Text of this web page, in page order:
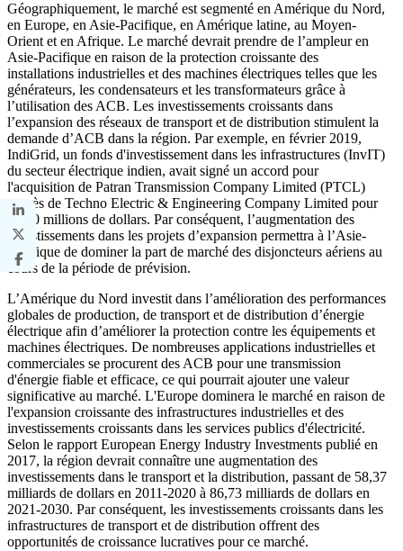
Géographiquement, le marché est segmenté en Amérique du Nord,
en Europe, en Asie-Pacifique, en Amérique latine, au Moyen-
Orient et en Afrique. Le marché devrait prendre de l’ampleur en
Asie-Pacifique en raison de la protection croissante des
installations industrielles et des machines électriques telles que les
générateurs, les condensateurs et les transformateurs grâce à
l’utilisation des ACB. Les investissements croissants dans
l’expansion des réseaux de transport et de distribution stimulent la
demande d’ACB dans la région. Par exemple, en février 2019,
IndiGrid, un fonds d'investissement dans les infrastructures (InvIT)
du secteur électrique indien, avait signé un accord pour
l'acquisition de Patran Transmission Company Limited (PTCL)
auprès de Techno Electric & Engineering Company Limited pour
33,90 millions de dollars. Par conséquent, l’augmentation des
investissements dans les projets d’expansion permettra à l’Asie-
Pacifique de dominer la part de marché des disjoncteurs aériens au
cours de la période de prévision.
L’Amérique du Nord investit dans l’amélioration des performances
globales de production, de transport et de distribution d’énergie
électrique afin d’améliorer la protection contre les équipements et
machines électriques. De nombreuses applications industrielles et
commerciales se procurent des ACB pour une transmission
d'énergie fiable et efficace, ce qui pourrait ajouter une valeur
significative au marché. L'Europe dominera le marché en raison de
l'expansion croissante des infrastructures industrielles et des
investissements croissants dans les services publics d'électricité.
Selon le rapport European Energy Industry Investments publié en
2017, la région devrait connaître une augmentation des
investissements dans le transport et la distribution, passant de 58,37
milliards de dollars en 2011-2020 à 86,73 milliards de dollars en
2021-2030. Par conséquent, les investissements croissants dans les
infrastructures de transport et de distribution offrent des
opportunités de croissance lucratives pour ce marché.